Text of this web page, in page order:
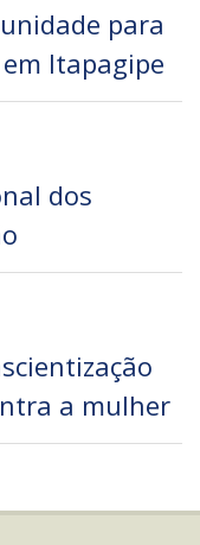
para
Itapagipe
dos
a mulher